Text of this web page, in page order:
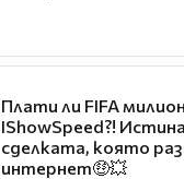
Плати ли FIFA
IShowSpeed?!
сделката, която
интернет🤑💥